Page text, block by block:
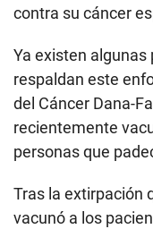
contra su cáncer
Ya existen
respaldan este
del Cáncer Dana-
recientemente
personas que
Tras la extirpación
vacunó a los